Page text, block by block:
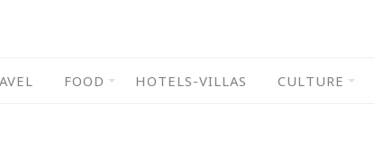
FOOD HOTELS-VILLAS CULTURE